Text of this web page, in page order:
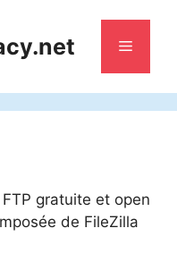
Menu
gratuite et open
de FileZilla